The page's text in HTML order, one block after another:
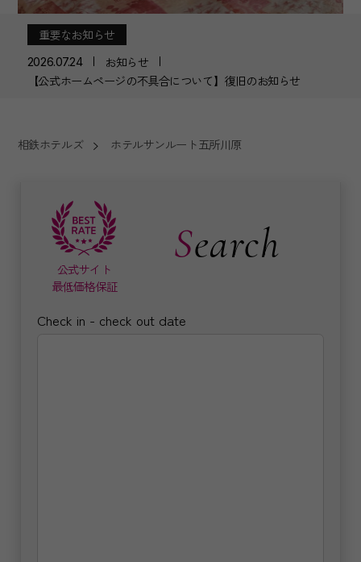
重要なお知らせ
2026.07.24
お知らせ
【公式ホームページの不具合について】復旧のお知らせ
相鉄ホテルズ ホテルサンルート五所川原
Search
公式サイト
最低価格保証
Check in - check out date